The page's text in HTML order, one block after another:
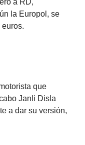
a RD,
la Europol, se
que
Janli Disla
a dar su versión,